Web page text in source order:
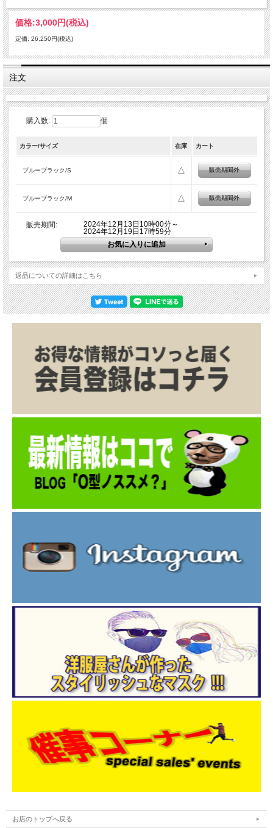
価格:3,000円(税込)
定価: 26,250円(税込)
注文
購入数: 個
カラー/サイズ 在庫 カート
ブルーブラック/S △ 販売期間外
ブルーブラック/M △ 販売期間外
販売期間:
2024年12月13日10時00分～
2024年12月19日17時59分
返品についての詳細はこちら
お店のトップへ戻る